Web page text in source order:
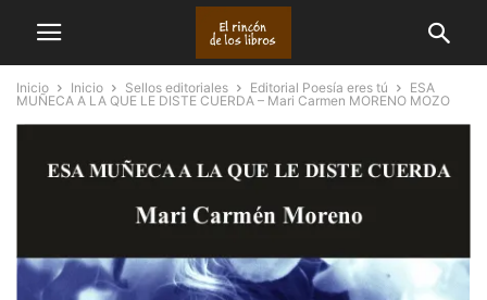
Inicio Inicio Sellos editoriales Editorial Poesía eres tú
ESA
MUÑECA A LA QUE LE DISTE CUERDA – Mari Carmen MORENO MOZO